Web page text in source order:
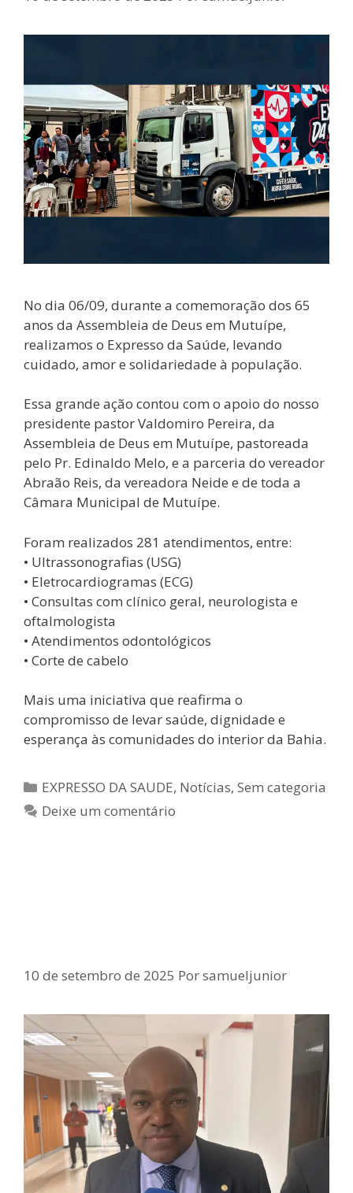
No dia 06/09, durante a comemoração dos 65
anos da Assembleia de Deus em Mutuípe,
realizamos o Expresso da Saúde, levando
cuidado, amor e solidariedade à população.
Essa grande ação contou com o apoio do nosso
presidente pastor Valdomiro Pereira, da
Assembleia de Deus em Mutuípe, pastoreada
pelo Pr. Edinaldo Melo, e a parceria do vereador
Abraão Reis, da vereadora Neide e de toda a
Câmara Municipal de Mutuípe.
Foram realizados 281 atendimentos, entre:
• Ultrassonografias (USG)
• Eletrocardiogramas (ECG)
• Consultas com clínico geral, neurologista e
oftalmologista
• Atendimentos odontológicos
• Corte de cabelo
Mais uma iniciativa que reafirma o
compromisso de levar saúde, dignidade e
esperança às comunidades do interior da Bahia.
EXPRESSO DA SAUDE, Notícias,Sem categoria
Deixe um comentário
10 de setembro de 2025 Porsamueljunior